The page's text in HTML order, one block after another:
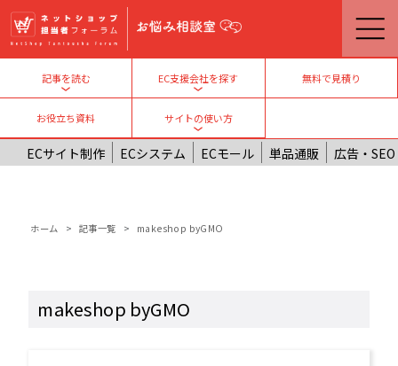
メインコンテンツに移動
記事を読む
Toggle submenu
EC支援会社を探す
Toggle submenu
無料で見積り
お役立ち資料
サイトの使い方
Toggle submenu
ECサイト制作 ECシステム ECモール 単品通販 広告・SEO
パンくず
ホーム 記事一覧 makeshop byGMO
makeshop byGMO